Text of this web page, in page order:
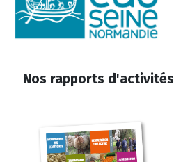
Nos rapports d'activités